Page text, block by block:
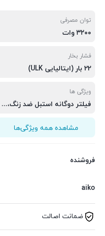
توان مصرفی
۳۲۰۰ وات
فشار بخار
22 بار (ایتالیایی ULK)
ویژگی ها
فیلتر دوگانه استبل ضد زنگ، تکنولوژی PID کنترل دما با دقت بالا،سیستم گرمایشی دوگانه
مشاهده همه ویژگی‌ها
فروشنده
aiko
ضمانت اصالت